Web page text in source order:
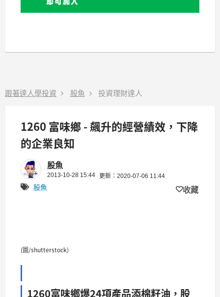
跟著達人學投資 股魚 投資理財達人
1260 富味鄉 - 飆升的經營績效，下降
的企業良知
股魚
2013-10-28 15:44 更新：2020-07-06 11:44
股魚 收藏
(圖/shutterstock)
1260富味鄉爆24項產品添棉籽油，股